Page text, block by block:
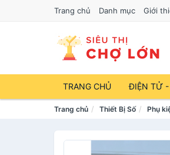
Trang chủ Danh mục Giới
TRANG CHỦ ĐIỆN TỬ
Trang chủ Thiết Bị Số Phụ